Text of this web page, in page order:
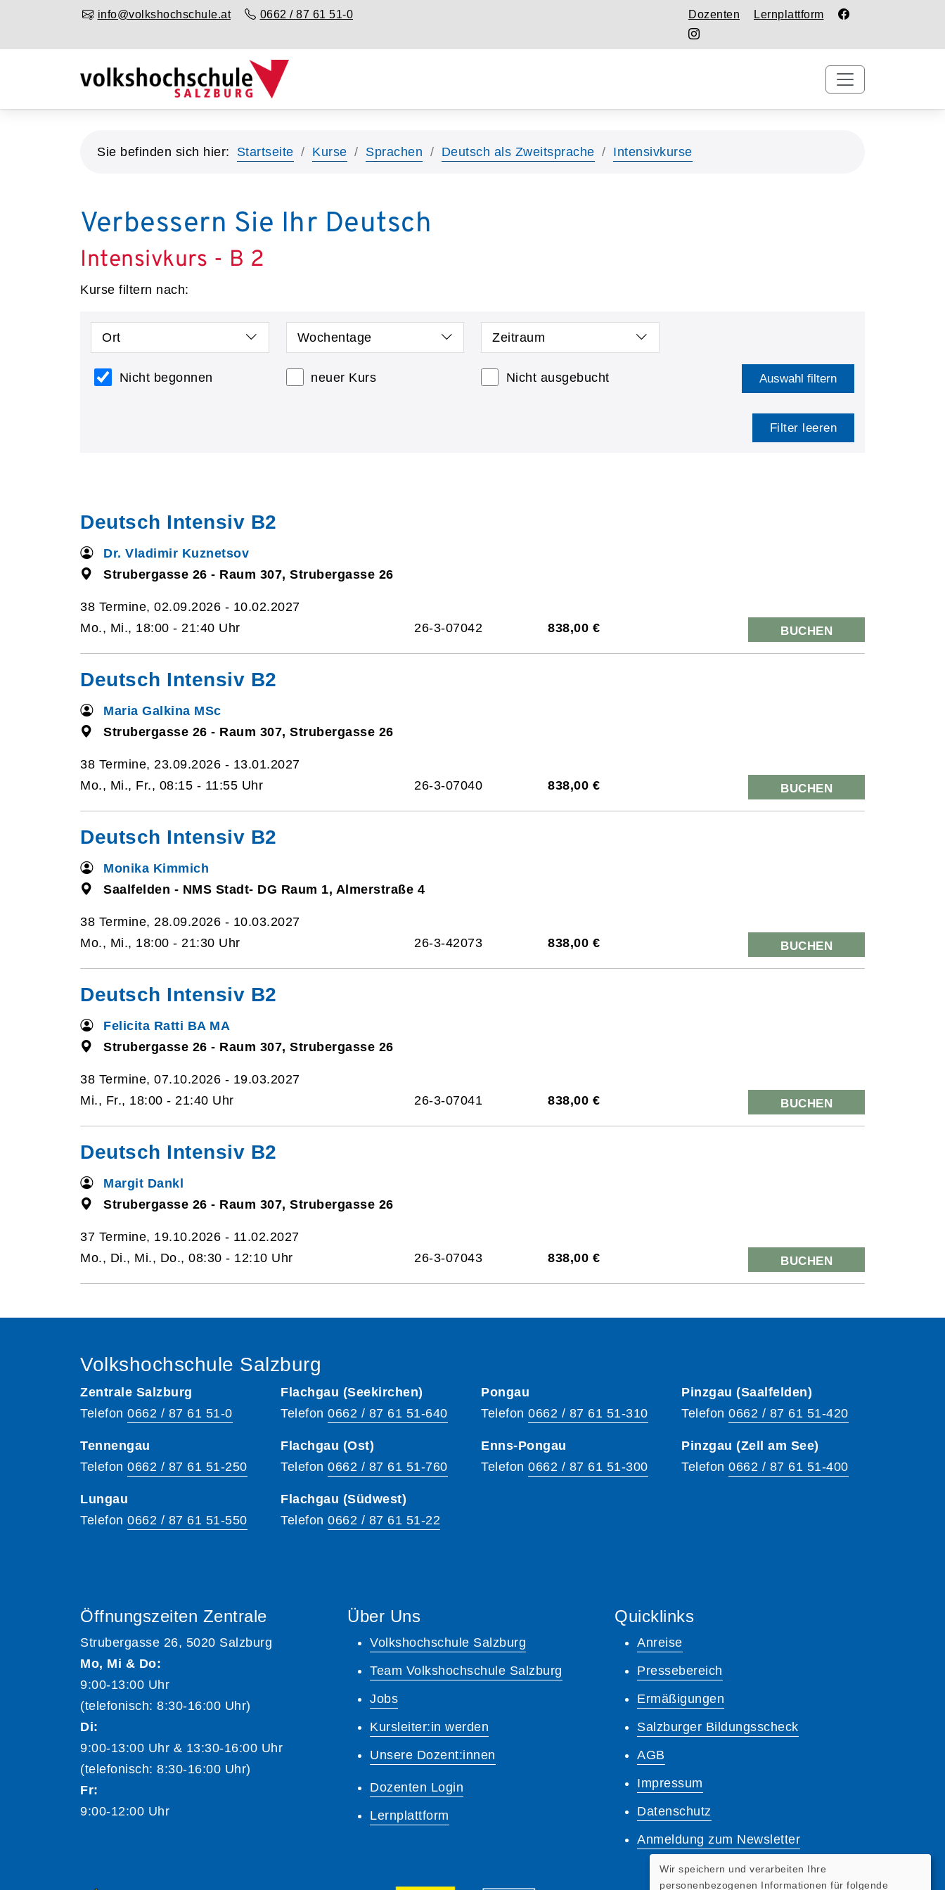
info@volkshochschule.at 0662 / 87 61 51-0 Dozenten Lernplattform
Sie befinden sich hier: Startseite Kurse Sprachen Deutsch als Zweitsprache Intensivkurse
Verbessern Sie Ihr Deutsch
Intensivkurs - B 2
Kurse filtern nach:
Ort Wochentage Zeitraum
Nicht begonnen neuer Kurs Nicht ausgebucht Auswahl filtern
Filter leeren
Deutsch Intensiv B2
Dr. Vladimir Kuznetsov
Strubergasse 26 - Raum 307, Strubergasse 26
38 Termine, 02.09.2026 - 10.02.2027
Mo., Mi., 18:00 - 21:40 Uhr
26-3-07042 838,00 € BUCHEN
Deutsch Intensiv B2
Maria Galkina MSc
Strubergasse 26 - Raum 307, Strubergasse 26
38 Termine, 23.09.2026 - 13.01.2027
Mo., Mi., Fr., 08:15 - 11:55 Uhr
26-3-07040 838,00 € BUCHEN
Deutsch Intensiv B2
Monika Kimmich
Saalfelden - NMS Stadt- DG Raum 1, Almerstraße 4
38 Termine, 28.09.2026 - 10.03.2027
Mo., Mi., 18:00 - 21:30 Uhr
26-3-42073 838,00 € BUCHEN
Deutsch Intensiv B2
Felicita Ratti BA MA
Strubergasse 26 - Raum 307, Strubergasse 26
38 Termine, 07.10.2026 - 19.03.2027
Mi., Fr., 18:00 - 21:40 Uhr
26-3-07041 838,00 € BUCHEN
Deutsch Intensiv B2
Margit Dankl
Strubergasse 26 - Raum 307, Strubergasse 26
37 Termine, 19.10.2026 - 11.02.2027
Mo., Di., Mi., Do., 08:30 - 12:10 Uhr
26-3-07043 838,00 € BUCHEN
Volkshochschule Salzburg
Zentrale Salzburg
Telefon 0662 / 87 61 51-0
Tennengau
Telefon 0662 / 87 61 51-250
Lungau
Telefon 0662 / 87 61 51-550
Flachgau (Seekirchen)
Telefon 0662 / 87 61 51-640
Flachgau (Ost)
Telefon 0662 / 87 61 51-760
Flachgau (Südwest)
Telefon 0662 / 87 61 51-22
Pongau
Telefon 0662 / 87 61 51-310
Enns-Pongau
Telefon 0662 / 87 61 51-300
Pinzgau (Saalfelden)
Telefon 0662 / 87 61 51-420
Pinzgau (Zell am See)
Telefon 0662 / 87 61 51-400
Öffnungszeiten Zentrale
Strubergasse 26, 5020 Salzburg
Mo, Mi & Do:
9:00-13:00 Uhr
(telefonisch: 8:30-16:00 Uhr)
Di:
9:00-13:00 Uhr & 13:30-16:00 Uhr
(telefonisch: 8:30-16:00 Uhr)
Fr:
9:00-12:00 Uhr
Über Uns
Volkshochschule Salzburg
Team Volkshochschule Salzburg
Jobs
Kursleiter:in werden
Unsere Dozent:innen
Dozenten Login
Lernplattform
Quicklinks
Anreise
Pressebereich
Ermäßigungen
Salzburger Bildungsscheck
AGB
Impressum
Datenschutz
Anmeldung zum Newsletter
Wir speichern und verarbeiten Ihre
personenbezogenen Informationen für folgende